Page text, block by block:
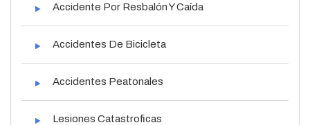
Accidente Por Resbalón Y Caída
Accidentes De Bicicleta
Accidentes Peatonales
Lesiones Catastroficas